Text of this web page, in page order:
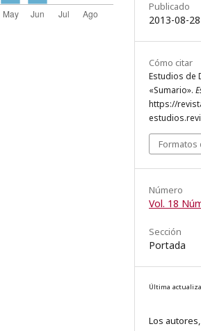
Publicado
2013-08-28
Cómo citar
Estudios de
«Sumario».
https://
Formatos
Número
Vol. 18
Sección
Portada
Última
Los